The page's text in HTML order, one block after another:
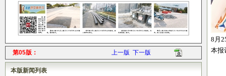
第05版： 上一版 下一版
本版新闻列表
8月
本报